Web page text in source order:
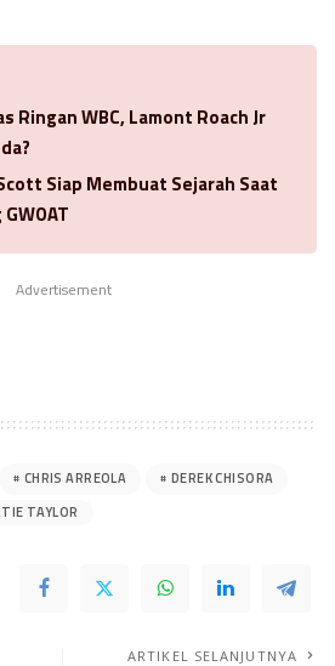
Ringan WBC, Lamont Roach Jr
Siap Membuat Sejarah Saat
Advertisement
CHRIS ARREOLA
DEREK CHISORA
TAYLOR
ARTIKEL SELANJUTNYA